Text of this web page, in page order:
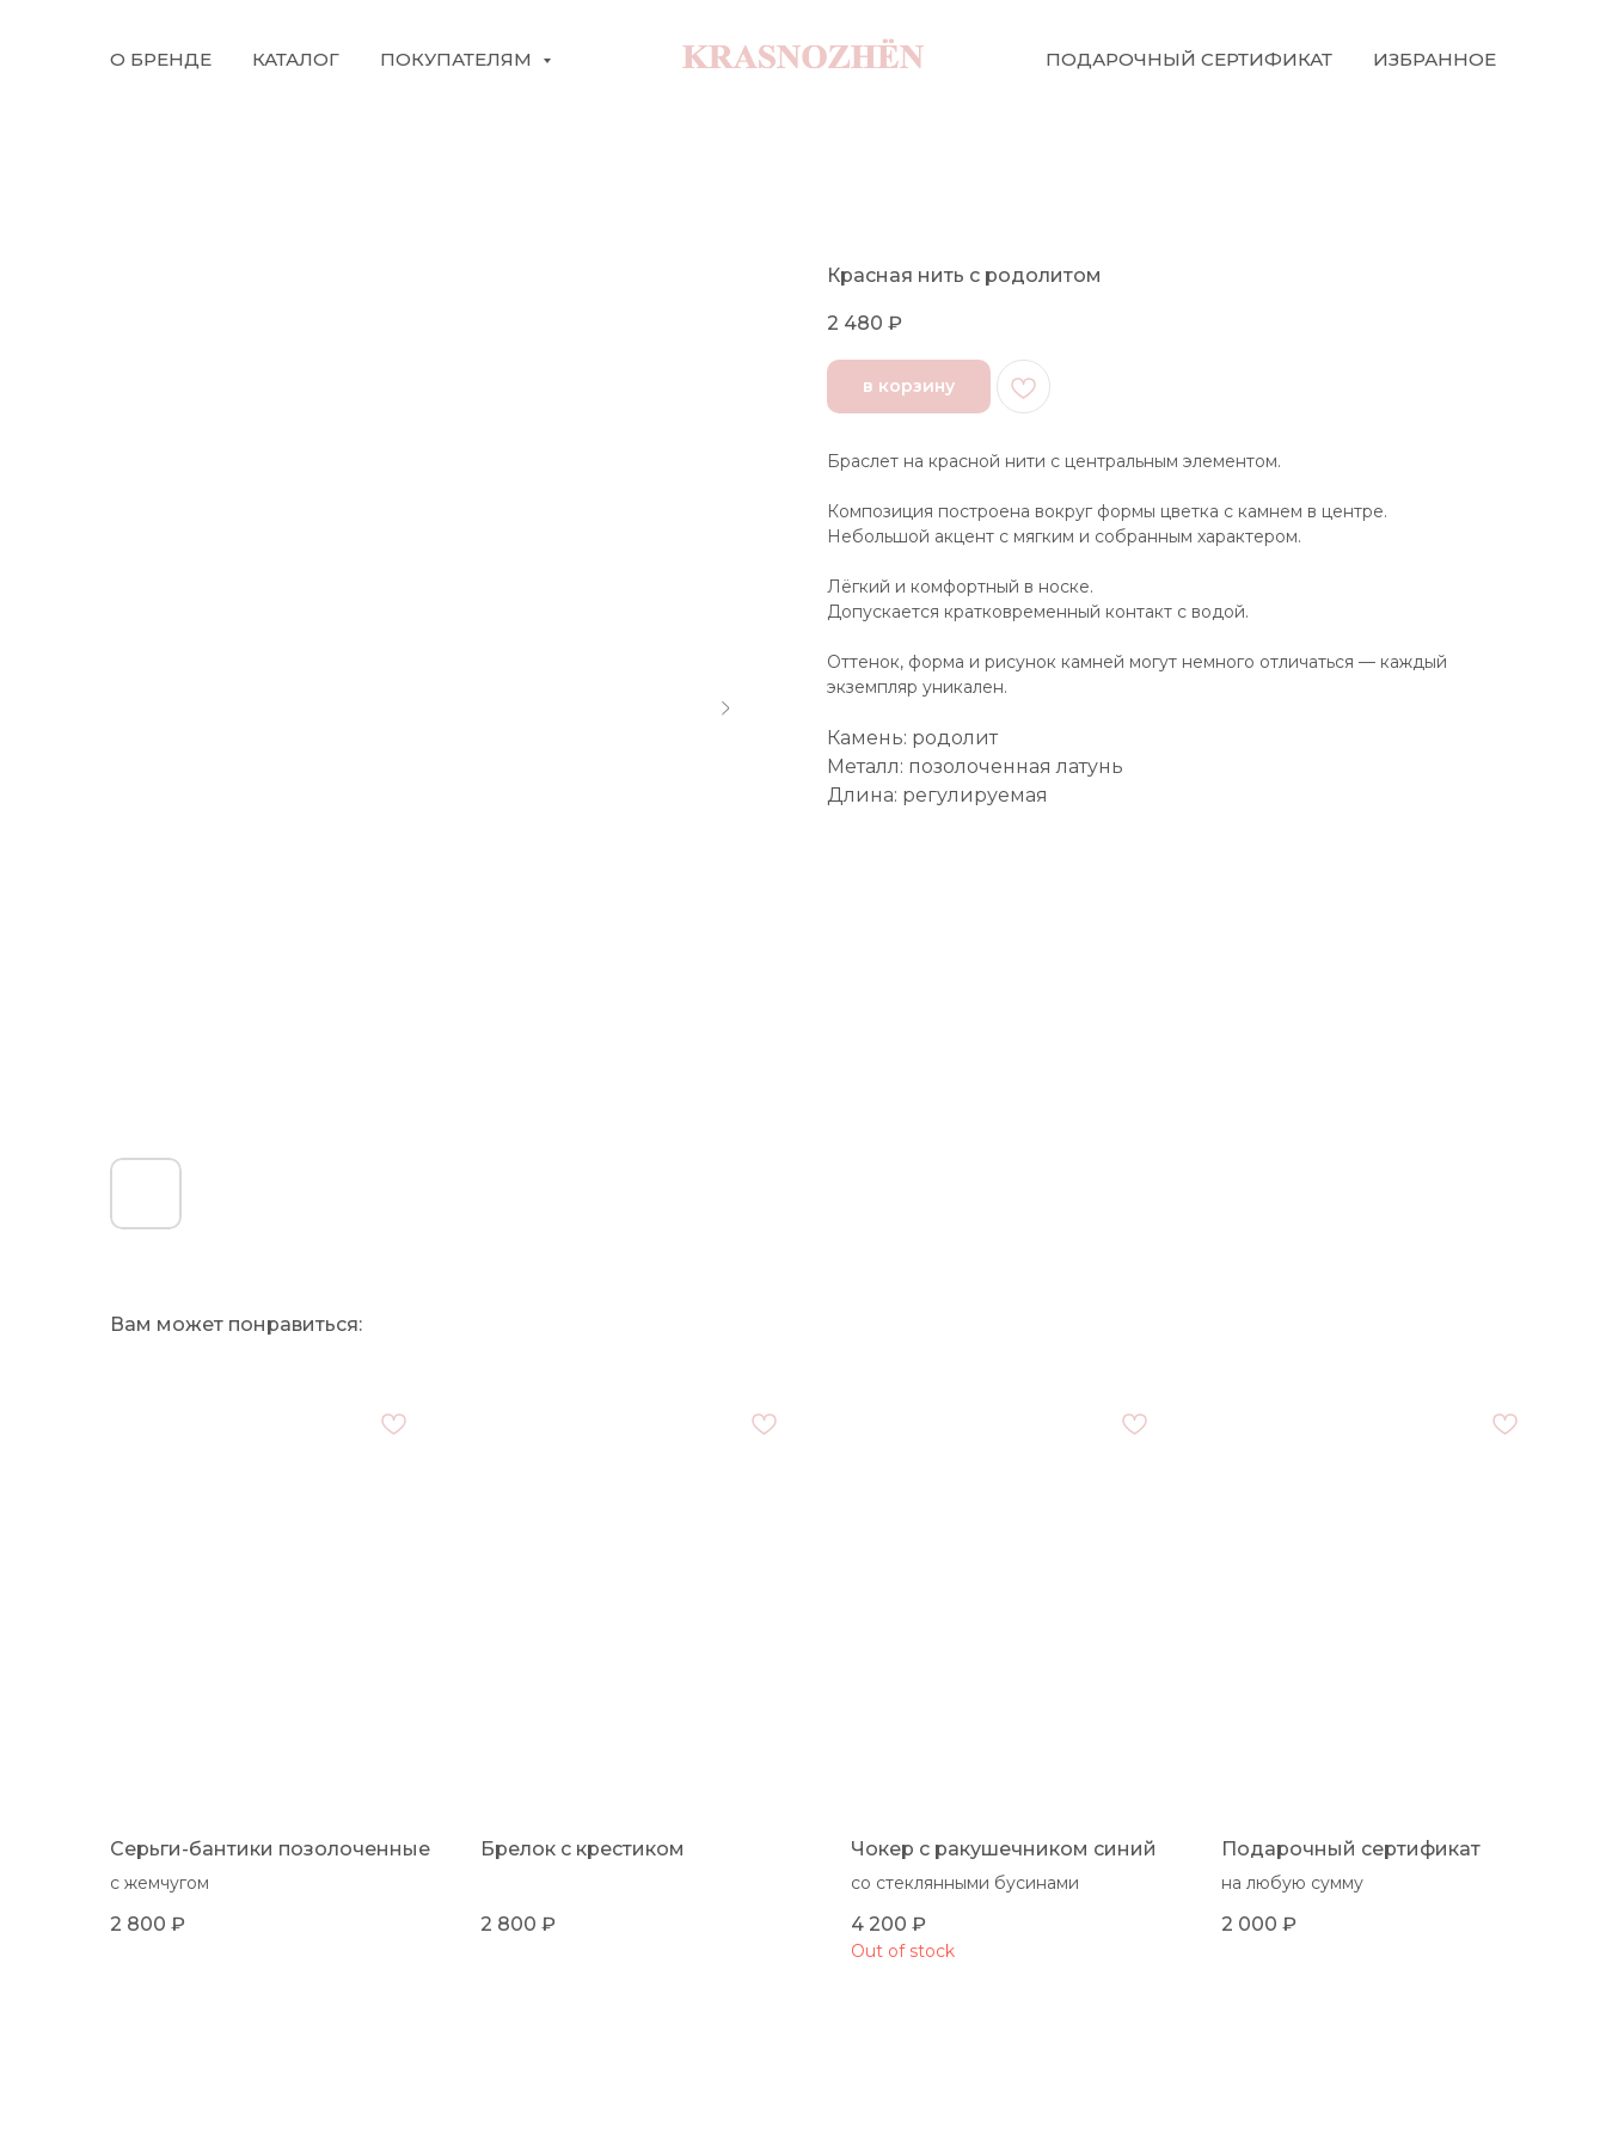
О БРЕНДЕ КАТАЛОГ ПОКУПАТЕЛЯМ ПОДАРОЧНЫЙ СЕРТИФИКАТ ИЗБРАННОЕ
Красная нить с родолитом
2 480 ₽
в корзину
Браслет на красной нити с центральным элементом.
Композиция построена вокруг формы цветка с камнем в центре.
Небольшой акцент с мягким и собранным характером.
Лёгкий и комфортный в носке.
Допускается кратковременный контакт с водой.
Оттенок, форма и рисунок камней могут немного отличаться — каждый
экземпляр уникален.
Камень: родолит
Металл: позолоченная латунь
Длина: регулируемая
Вам может понравиться:
Серьги-бантики позолоченные
с жемчугом
2 800 ₽
Брелок с крестиком
2 800 ₽
Чокер с ракушечником синий
со стеклянными бусинами
4 200 ₽
Out of stock
Подарочный сертификат
на любую сумму
2 000 ₽